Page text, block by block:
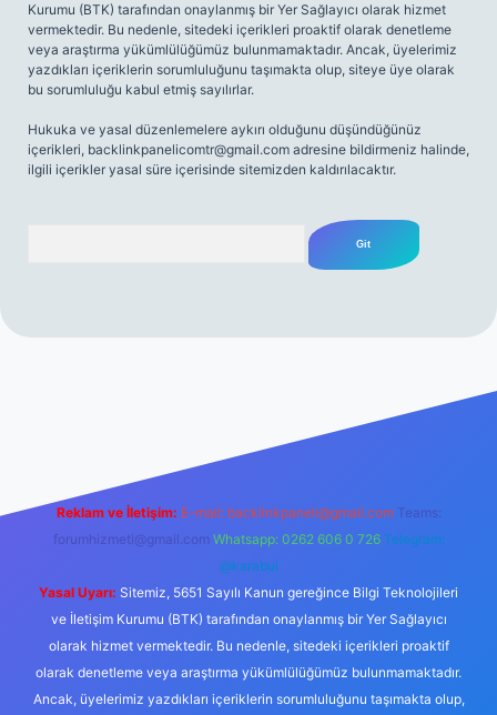
Kurumu (BTK) tarafından onaylanmış bir Yer Sağlayıcı olarak hizmet
vermektedir. Bu nedenle, sitedeki içerikleri proaktif olarak denetleme
veya araştırma yükümlülüğümüz bulunmamaktadır. Ancak, üyelerimiz
yazdıkları içeriklerin sorumluluğunu taşımakta olup, siteye üye olarak
bu sorumluluğu kabul etmiş sayılırlar.
Hukuka ve yasal düzenlemelere aykırı olduğunu düşündüğünüz
içerikleri, backlinkpanelicomtr@gmail.com adresine bildirmeniz halinde,
ilgili içerikler yasal süre içerisinde sitemizden kaldırılacaktır.
Reklam ve İletişim: E-mail: backlinkpaneli@gmail.com Teams:
forumhizmeti@gmail.com Whatsapp: 0262 606 0 726 Telegram:
@karabul
Yasal Uyarı: Sitemiz, 5651 Sayılı Kanun gereğince Bilgi Teknolojileri
ve İletişim Kurumu (BTK) tarafından onaylanmış bir Yer Sağlayıcı
olarak hizmet vermektedir. Bu nedenle, sitedeki içerikleri proaktif
olarak denetleme veya araştırma yükümlülüğümüz bulunmamaktadır.
Ancak, üyelerimiz yazdıkları içeriklerin sorumluluğunu taşımakta olup,